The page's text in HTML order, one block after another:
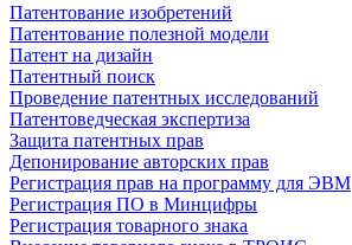
Патентование изобретений
Патентование полезной модели
Патент на дизайн
Патентный поиск
Проведение патентных исследований
Патентоведческая экспертиза
Защита патентных прав
Депонирование авторских прав
Регистрация прав на программу для ЭВМ
Регистрация ПО в Минцифры
Регистрация товарного знака